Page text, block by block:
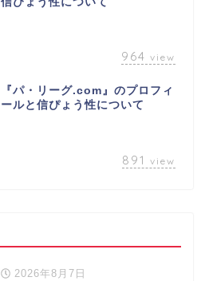
964 view
『パ・リーグ.com』のプロフィ
ールと信ぴょう性について
891 view
2026年8月7日